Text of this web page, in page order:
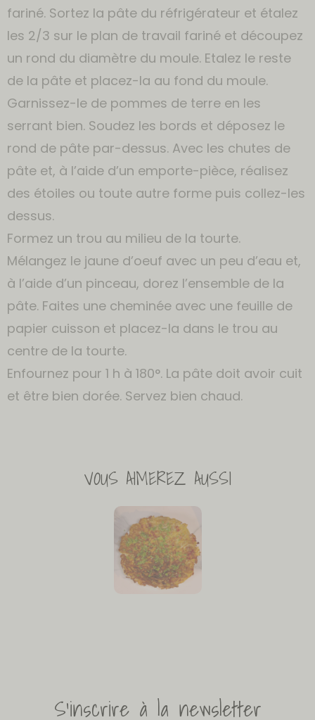
fariné. Sortez la pâte du réfrigérateur et étalez
les 2/3 sur le plan de travail fariné et découpez
un rond du diamètre du moule. Etalez le reste
de la pâte et placez-la au fond du moule.
Garnissez-le de pommes de terre en les
serrant bien. Soudez les bords et déposez le
rond de pâte par-dessus. Avec les chutes de
pâte et, à l’aide d’un emporte-pièce, réalisez
des étoiles ou toute autre forme puis collez-les
dessus.
Formez un trou au milieu de la tourte.
Mélangez le jaune d’oeuf avec un peu d’eau et,
à l’aide d’un pinceau, dorez l’ensemble de la
pâte. Faites une cheminée avec une feuille de
papier cuisson et placez-la dans le trou au
centre de la tourte.
Enfournez pour 1 h à 180°. La pâte doit avoir cuit
et être bien dorée. Servez bien chaud.
VOUS AIMEREZ AUSSI
S'inscrire à la newsletter